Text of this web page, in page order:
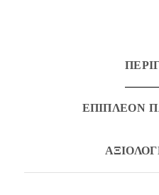
ΕΠΙΠΛΈΟΝ